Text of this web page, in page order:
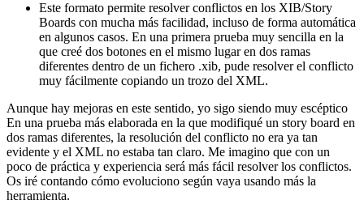
Este formato permite resolver conflictos en los XIB/Story
Boards con mucha más facilidad, incluso de forma automática
en algunos casos. En una primera prueba muy sencilla en la
que creé dos botones en el mismo lugar en dos ramas
diferentes dentro de un fichero .xib, pude resolver el conflicto
muy fácilmente copiando un trozo del XML.
Aunque hay mejoras en este sentido, yo sigo siendo muy escéptico
En una prueba más elaborada en la que modifiqué un story board en
dos ramas diferentes, la resolución del conflicto no era ya tan
evidente y el XML no estaba tan claro. Me imagino que con un
poco de práctica y experiencia será más fácil resolver los conflictos.
Os iré contando cómo evoluciono según vaya usando más la
herramienta.